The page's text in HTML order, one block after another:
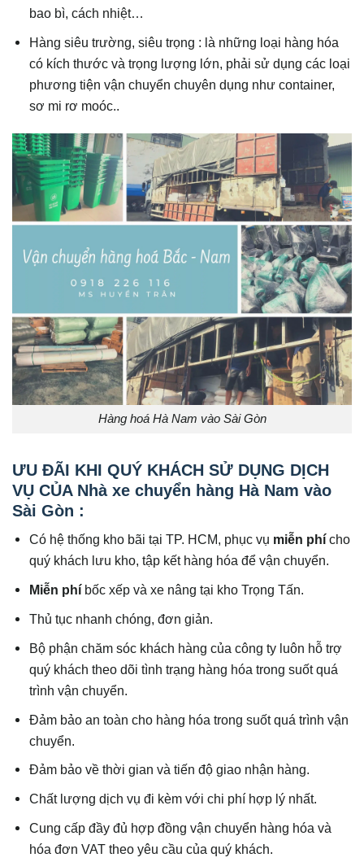
bao bì, cách nhiệt…
Hàng siêu trường, siêu trọng : là những loại hàng hóa
có kích thước và trọng lượng lớn, phải sử dụng các loại
phương tiện vận chuyển chuyên dụng như container,
sơ mi rơ moóc..
Hàng hoá Hà Nam vào Sài Gòn
ƯU ĐÃI KHI QUÝ KHÁCH SỬ DỤNG DỊCH
VỤ CỦA Nhà xe chuyển hàng Hà Nam vào
Sài Gòn :
Có hệ thống kho bãi tại TP. HCM, phục vụ miễn phícho
quý khách lưu kho, tập kết hàng hóa để vận chuyển.
Miễn phí bốc xếp và xe nâng tại kho Trọng Tấn.
Thủ tục nhanh chóng, đơn giản.
Bộ phận chăm sóc khách hàng của công ty luôn hỗ trợ
quý khách theo dõi tình trạng hàng hóa trong suốt quá
trình vận chuyển.
Đảm bảo an toàn cho hàng hóa trong suốt quá trình vận
chuyển.
Đảm bảo về thời gian và tiến độ giao nhận hàng.
Chất lượng dịch vụ đi kèm với chi phí hợp lý nhất.
Cung cấp đầy đủ hợp đồng vận chuyển hàng hóa và
hóa đơn VAT theo yêu cầu của quý khách.